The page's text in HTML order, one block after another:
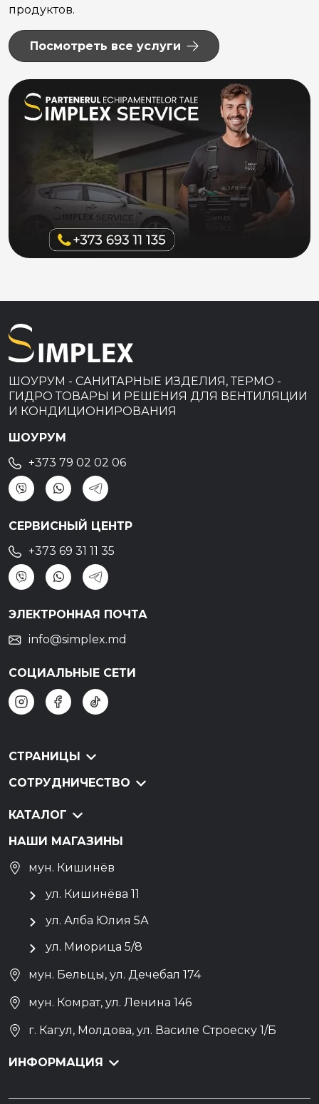
продуктов.
Посмотреть все услуги
ШОУРУМ - САНИТАРНЫЕ ИЗДЕЛИЯ, ТЕРМО -
ГИДРО ТОВАРЫ И РЕШЕНИЯ ДЛЯ ВЕНТИЛЯЦИИ
И КОНДИЦИОНИРОВАНИЯ
ШОУРУМ
+373 79 02 02 06
СЕРВИСНЫЙ ЦЕНТР
+373 69 31 11 35
ЭЛЕКТРОННАЯ ПОЧТА
info@simplex.md
СОЦИАЛЬНЫЕ СЕТИ
СТРАНИЦЫ
СОТРУДНИЧЕСТВО
КАТАЛОГ
НАШИ МАГАЗИНЫ
мун. Кишинёв
ул. Кишинёва 11
ул. Алба Юлия 5А
ул. Миорица 5/8
мун. Бельцы, ул. Дечебал 174
мун. Комрат, ул. Ленина 146
г. Кагул, Молдова, ул. Василе Строеску 1/Б
ИНФОРМАЦИЯ